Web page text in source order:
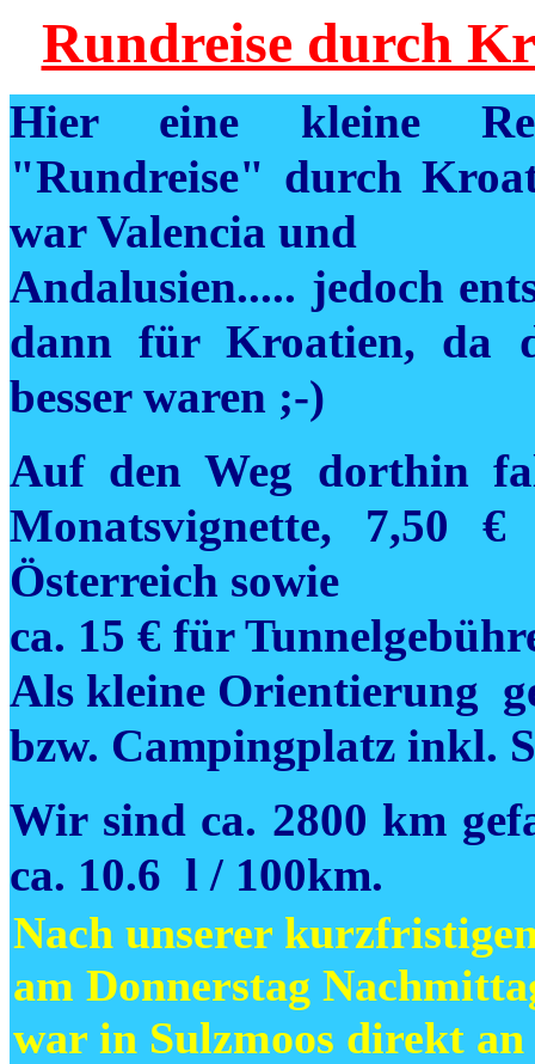
Rundreise durch
Hier eine kleine
"Rundreise" durch
war Valencia und
Andalusien..... jedoch
dann für Kroatien, da
besser waren ;-)
Auf den Weg dorthin
Monatsvignette, 7,50
Österreich sowie
ca. 15 € für
Als kleine Orientierung
bzw. Campingplatz inkl.
Wir sind ca. 2800 km
ca. 10.6 l / 100km.
Nach unserer
am Donnerstag
war in Sulzmoos direkt